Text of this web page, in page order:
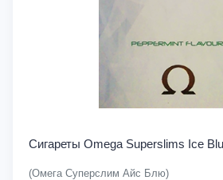
Сигареты Omega Superslims Ice
(Омега Суперслим Айс Блю)